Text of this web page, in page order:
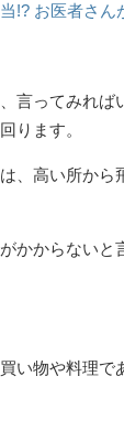
!? お医者さん
言ってみれば
ります。
、高い所から
かからないと
い物や料理で